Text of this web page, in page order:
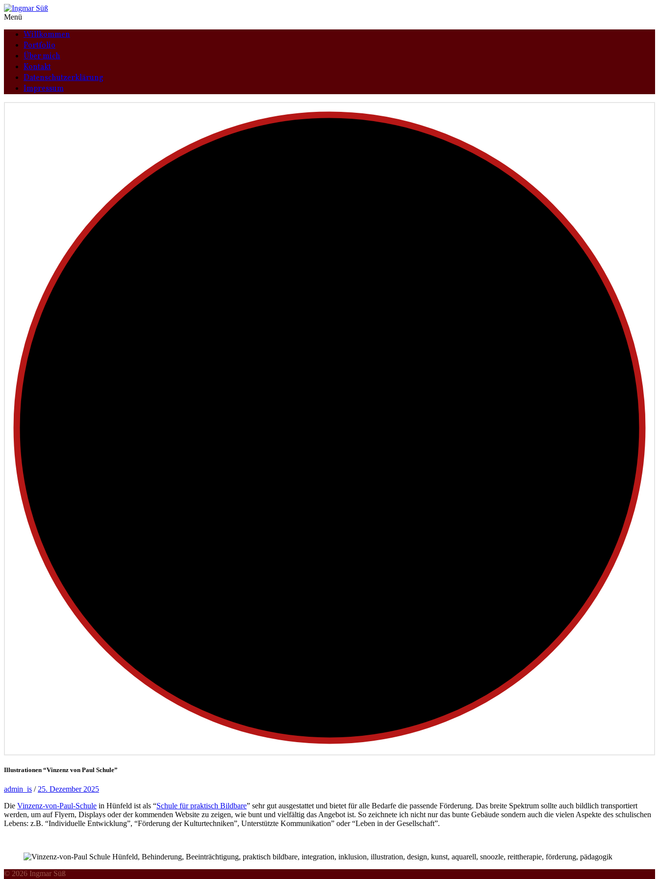
Menü
Willkommen
Portfolio
Über mich
Kontakt
Datenschutzerklärung
Impressum
Illustrationen “Vinzenz von Paul Schule”
admin_is / 25. Dezember 2025
Die Vinzenz-von-Paul-Schule in Hünfeld ist als “Schule für praktisch Bildbare” sehr gut ausgestattet und bietet für alle Bedarfe die passende Förderung. Das breite Spektrum sollte auch bildlich transportiert
werden, um auf Flyern, Displays oder der kommenden Website zu zeigen, wie bunt und vielfältig das Angebot ist. So zeichnete ich nicht nur das bunte Gebäude sondern auch die vielen Aspekte des schulischen
Lebens: z.B. “Individuelle Entwicklung”, “Förderung der Kulturtechniken”, Unterstützte Kommunikation” oder “Leben in der Gesellschaft”.
© 2026 Ingmar Süß